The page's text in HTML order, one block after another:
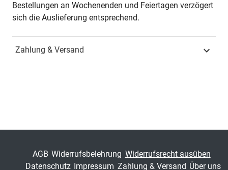
Zusatzinfos - in englischer Sprache -
Jahr Hamburg 2016
Schriftenreihe
Schriftenreihe innovative
Forschung und Praxis
Bestellungen an Wochenenden und Feiertagen verzögert
sich die Auslieferung entsprechend.
Zahlung & Versand
AGB Widerrufsbelehrung Widerrufsrecht ausüben
Datenschutz Impressum Zahlung & Versand Über uns